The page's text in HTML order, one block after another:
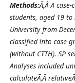
Methods:Ã‚Â A
students, aged 19
University from
classified into case
(without CTTH). SP
Analyses included
calculateÃ‚Â r